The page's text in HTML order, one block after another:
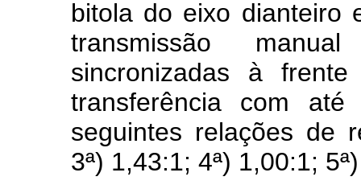
bitola do eixo dianteiro
transmissão
sincronizadas à
transferência com
seguintes relações de
3ª) 1,43:1; 4ª) 1,00:1;